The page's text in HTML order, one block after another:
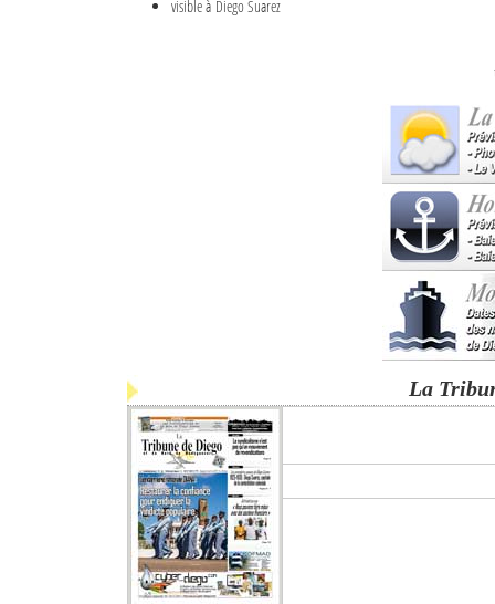
visible à Diego Suarez
La